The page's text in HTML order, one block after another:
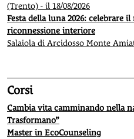
(Trento) - il 18/08/2026
Festa della luna 2026: celebrare
riconnessione interiore
Salaiola di Arcidosso Monte
Corsi
Cambia vita camminando nella
Trasformano”
Master in EcoCounseling